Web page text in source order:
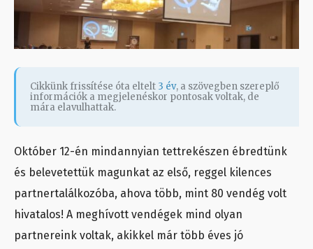
Cikkünk frissítése óta eltelt 3 év, a szövegben szereplő
információk a megjelenéskor pontosak voltak, de
mára elavulhattak.
Október 12-én mindannyian tettrekészen ébredtünk
és belevetettük magunkat az első, reggel kilences
partnertalálkozóba, ahova több, mint 80 vendég volt
hivatalos! A meghívott vendégek mind olyan
partnereink voltak, akikkel már több éves jó